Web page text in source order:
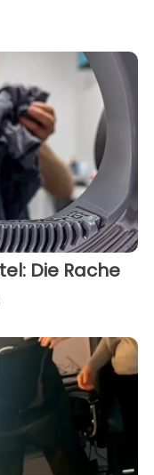
Die Rache